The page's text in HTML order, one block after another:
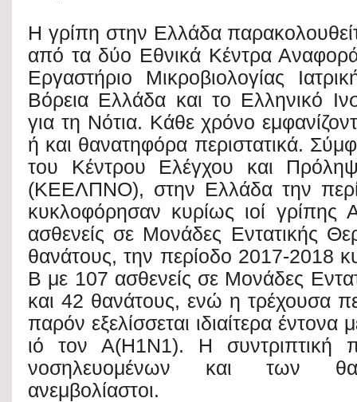
Η γρίπη στην Ελλάδα
από τα δύο Εθνικά Κέντρα
Εργαστήριο Μικροβιολογίας
Βόρεια Ελλάδα και το Ελληνικό
για τη Νότια. Κάθε χρόνο
ή και θανατηφόρα περιστατικά.
του Κέντρου Ελέγχου και
(ΚΕΕΛΠΝΟ), στην Ελλάδα την
κυκλοφόρησαν κυρίως ιοί
ασθενείς σε Μονάδες Εντατικής
θανάτους, την περίοδο 2017-2018
Β με 107 ασθενείς σε Μονάδες
και 42 θανάτους, ενώ η τρέχουσα
παρόν εξελίσσεται ιδιαίτερα έντονα
ιό τον Α(Η1Ν1). Η συντριπτική
νοσηλευομένων και των
ανεμβολίαστοι.